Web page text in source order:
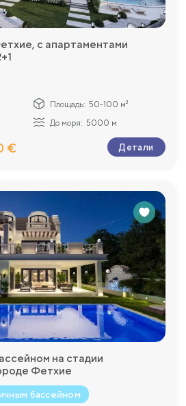
с апартаментами
Площадь: 50-100 м²
До моря: 5000 м
€ Детали
на стадии
Фетхие
бассейном